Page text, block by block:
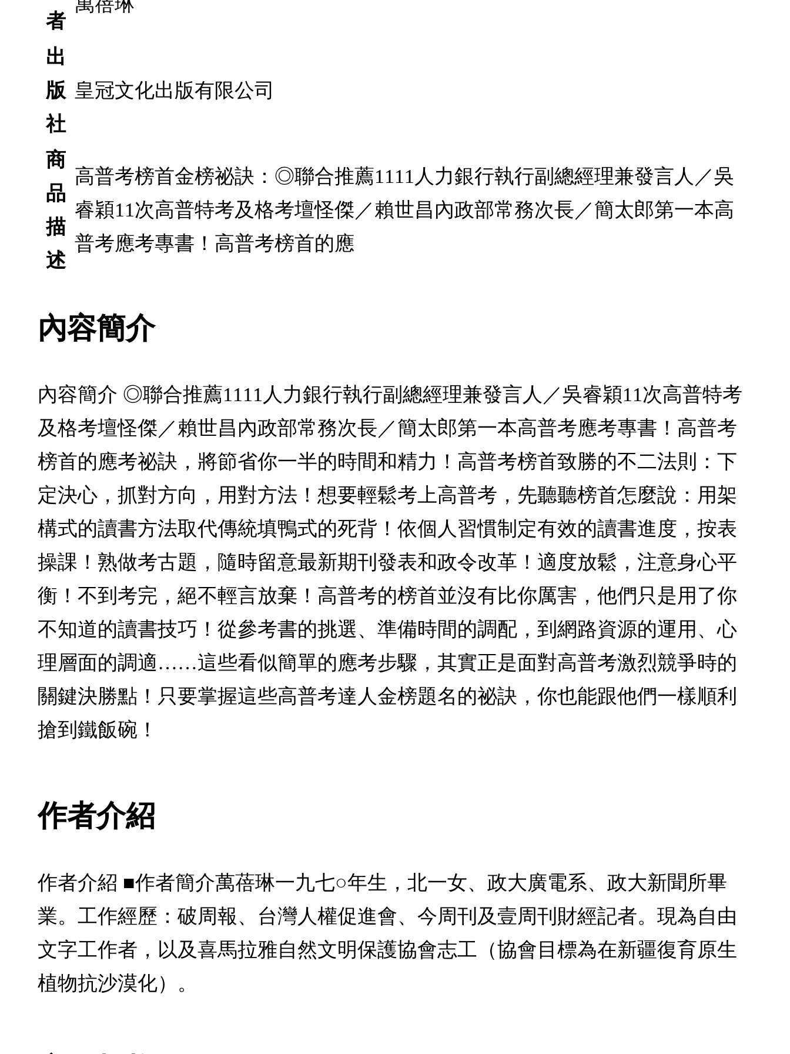
者
出
版
社
皇冠文化出版有限公司
商
品
描
述
高普考榜首金榜祕訣：◎聯合推薦1111人力銀行執行副總經理兼發言人／吳
睿穎11次高普特考及格考壇怪傑／賴世昌內政部常務次長／簡太郎第一本高
普考應考專書！高普考榜首的應
內容簡介
內容簡介 ◎聯合推薦1111人力銀行執行副總經理兼發言人／吳睿穎11次高普特考
及格考壇怪傑／賴世昌內政部常務次長／簡太郎第一本高普考應考專書！高普考
榜首的應考祕訣，將節省你一半的時間和精力！高普考榜首致勝的不二法則：下
定決心，抓對方向，用對方法！想要輕鬆考上高普考，先聽聽榜首怎麼說：用架
構式的讀書方法取代傳統填鴨式的死背！依個人習慣制定有效的讀書進度，按表
操課！熟做考古題，隨時留意最新期刊發表和政令改革！適度放鬆，注意身心平
衡！不到考完，絕不輕言放棄！高普考的榜首並沒有比你厲害，他們只是用了你
不知道的讀書技巧！從參考書的挑選、準備時間的調配，到網路資源的運用、心
理層面的調適……這些看似簡單的應考步驟，其實正是面對高普考激烈競爭時的
關鍵決勝點！只要掌握這些高普考達人金榜題名的祕訣，你也能跟他們一樣順利
搶到鐵飯碗！
作者介紹
作者介紹 ■作者簡介萬蓓琳一九七○年生，北一女、政大廣電系、政大新聞所畢
業。工作經歷：破周報、台灣人權促進會、今周刊及壹周刊財經記者。現為自由
文字工作者，以及喜馬拉雅自然文明保護協會志工（協會目標為在新疆復育原生
植物抗沙漠化）。